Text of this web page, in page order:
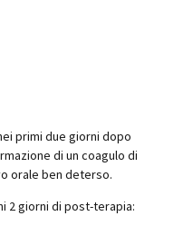
primi due giorni dopo
di un coagulo di
orale ben deterso.
2 giorni di post-terapia: